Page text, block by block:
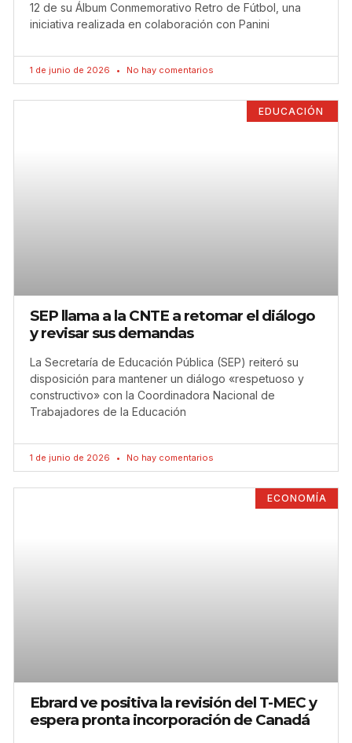
12 de su Álbum Conmemorativo Retro de Fútbol, una
iniciativa realizada en colaboración con Panini
1 de junio de 2026 No hay comentarios
EDUCACIÓN
SEP llama a la CNTE a retomar el diálogo
y revisar sus demandas
La Secretaría de Educación Pública (SEP) reiteró su
disposición para mantener un diálogo «respetuoso y
constructivo» con la Coordinadora Nacional de
Trabajadores de la Educación
1 de junio de 2026 No hay comentarios
ECONOMÍA
Ebrard ve positiva la revisión del T-MEC y
espera pronta incorporación de Canadá